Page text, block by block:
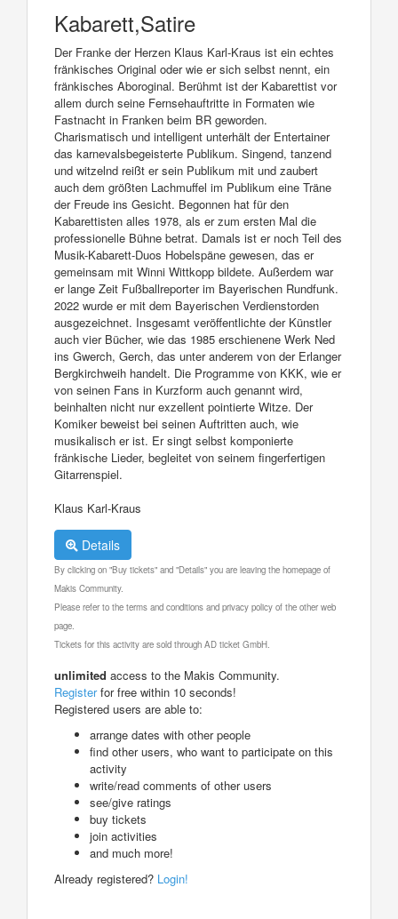
Kabarett,Satire
Der Franke der Herzen Klaus Karl-Kraus ist ein echtes
fränkisches Original oder wie er sich selbst nennt, ein
fränkisches Aboroginal. Berühmt ist der Kabarettist vor
allem durch seine Fernsehauftritte in Formaten wie
Fastnacht in Franken beim BR geworden.
Charismatisch und intelligent unterhält der Entertainer
das karnevalsbegeisterte Publikum. Singend, tanzend
und witzelnd reißt er sein Publikum mit und zaubert
auch dem größten Lachmuffel im Publikum eine Träne
der Freude ins Gesicht. Begonnen hat für den
Kabarettisten alles 1978, als er zum ersten Mal die
professionelle Bühne betrat. Damals ist er noch Teil des
Musik-Kabarett-Duos Hobelspäne gewesen, das er
gemeinsam mit Winni Wittkopp bildete. Außerdem war
er lange Zeit Fußballreporter im Bayerischen Rundfunk.
2022 wurde er mit dem Bayerischen Verdienstorden
ausgezeichnet. Insgesamt veröffentlichte der Künstler
auch vier Bücher, wie das 1985 erschienene Werk Ned
ins Gwerch, Gerch, das unter anderem von der Erlanger
Bergkirchweih handelt. Die Programme von KKK, wie er
von seinen Fans in Kurzform auch genannt wird,
beinhalten nicht nur exzellent pointierte Witze. Der
Komiker beweist bei seinen Auftritten auch, wie
musikalisch er ist. Er singt selbst komponierte
fränkische Lieder, begleitet von seinem fingerfertigen
Gitarrenspiel.
Klaus Karl-Kraus
Details
By clicking on "Buy tickets" and "Details" you are leaving the homepage of
Makis Community.
Please refer to the terms and conditions and privacy policy of the other web
page.
Tickets for this activity are sold through AD ticket GmbH.
unlimited access to the Makis Community.
Registerfor free within 10 seconds!
Registered users are able to:
arrange dates with other people
find other users, who want to participate on this
activity
write/read comments of other users
see/give ratings
buy tickets
join activities
and much more!
Already registered? Login!